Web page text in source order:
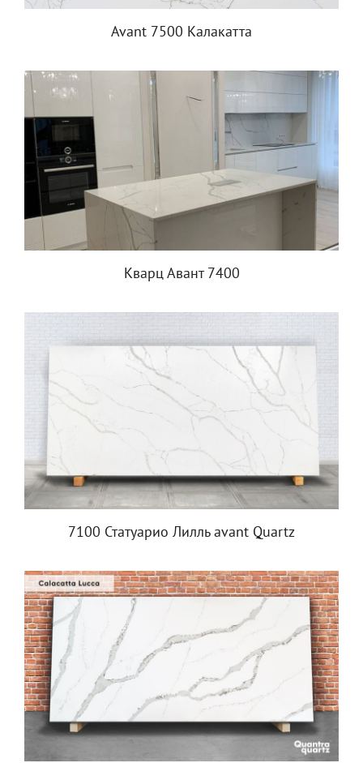
Avant 7500 Калакатта
Кварц Авант 7400
7100 Статуарио Лилль avant Quartz